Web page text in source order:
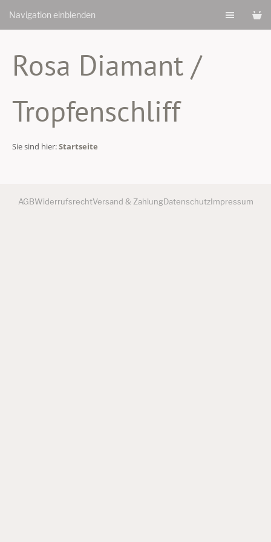
Navigation einblenden
Rosa Diamant /
Tropfenschliff
Sie sind hier:Startseite
AGBWiderrufsrechtVersand & ZahlungDatenschutzImpressum